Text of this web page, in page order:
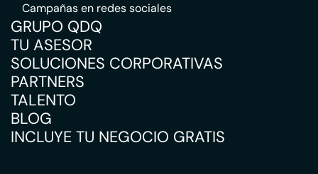
Campañas en redes sociales
GRUPO QDQ
TU ASESOR
SOLUCIONES CORPORATIVAS
PARTNERS
TALENTO
BLOG
INCLUYE TU NEGOCIO GRATIS